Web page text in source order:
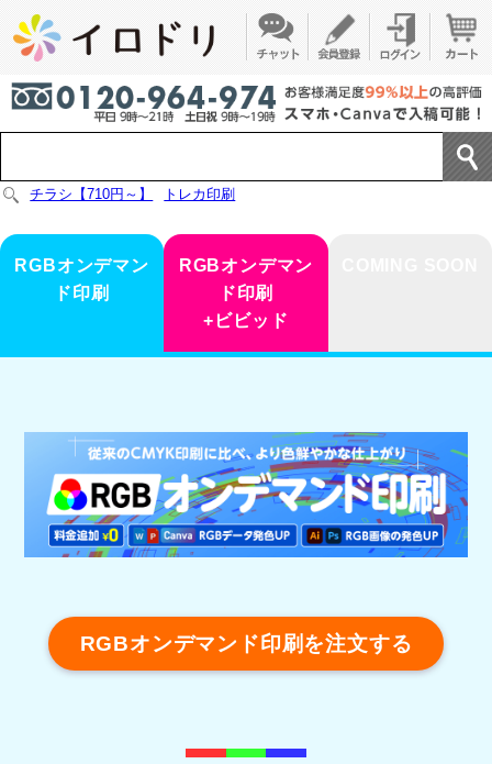
チラシ【710円～】 トレカ印刷
RGBオンデマン
ド印刷
RGBオンデマン
ド印刷
+ビビッド
RGBオンデマンド印刷を注文する